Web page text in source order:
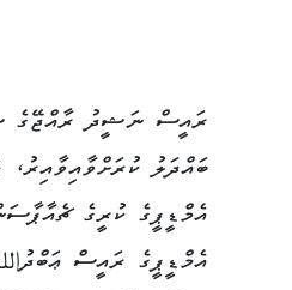
ރައީސް ނަޝީދު ރާއްޖޭގެ
ބައްދަލު
އެމްޑީޕީގެ ކުރީގެ
އެމްޑީޕީގެ ރައީސް